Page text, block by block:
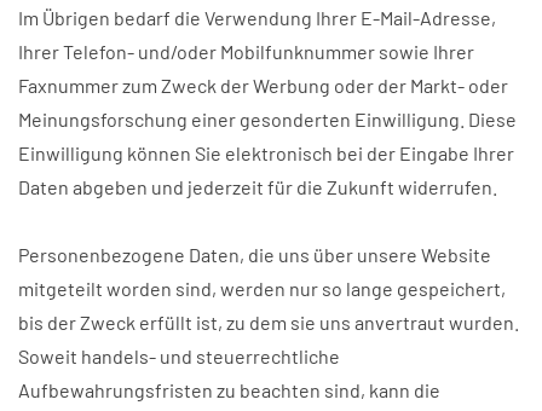
Im Übrigen bedarf die Verwendung Ihrer E-Mail-Adresse,
Ihrer Telefon- und/oder Mobilfunknummer sowie Ihrer
Faxnummer zum Zweck der Werbung oder der Markt- oder
Meinungsforschung einer gesonderten Einwilligung. Diese
Einwilligung können Sie elektronisch bei der Eingabe Ihrer
Daten abgeben und jederzeit für die Zukunft widerrufen.
Personenbezogene Daten, die uns über unsere Website
mitgeteilt worden sind, werden nur so lange gespeichert,
bis der Zweck erfüllt ist, zu dem sie uns anvertraut wurden.
Soweit handels- und steuerrechtliche
Aufbewahrungsfristen zu beachten sind, kann die